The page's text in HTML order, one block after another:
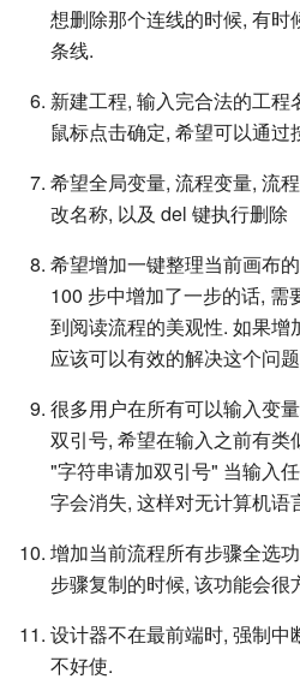
想删除那个连线的时候, 有
条线.
新建工程, 输入完合法的工程
鼠标点击确定, 希望可以通过
希望全局变量, 流程变量, 流
改名称, 以及 del 键执行删除
希望增加一键整理当前画布
100 步中增加了一步的话, 需
到阅读流程的美观性. 如果增
应该可以有效的解决这个问题
很多用户在所有可以输入变
双引号, 希望在输入之前有类
"字符串请加双引号" 当输入
字会消失, 这样对无计算机
增加当前流程所有步骤全选
步骤复制的时候, 该功能会很
设计器不在最前端时, 强制中
不好使.